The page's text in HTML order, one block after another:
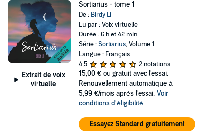
Extrait de voix
virtuelle
Sortiarius - tome 1
De : Birdy Li
Lu par : Voix virtuelle
Durée : 6 h et 42 min
Série :Sortiarius, Volume 1
Langue : Français
4,5
2 notations
15,00 € ou gratuit avec l'essai.
Renouvellement automatique à
5,99 €/mois après l'essai. Voir
conditions d'éligibilité
Essayez Standard gratuitement